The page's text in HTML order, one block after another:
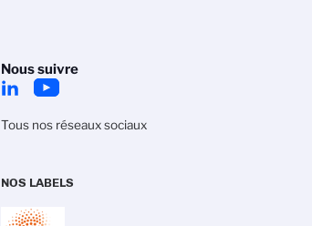
Nous suivre
Tous nos réseaux sociaux
NOS LABELS